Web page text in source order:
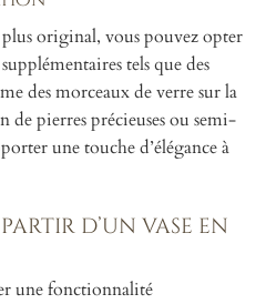
original, vous pouvez opter
tels que des
des morceaux de verre sur la
de pierres précieuses ou semi-
une touche d’élégance à
d’un vase en
une fonctionnalité